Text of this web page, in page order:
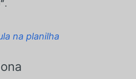
.
na planilha